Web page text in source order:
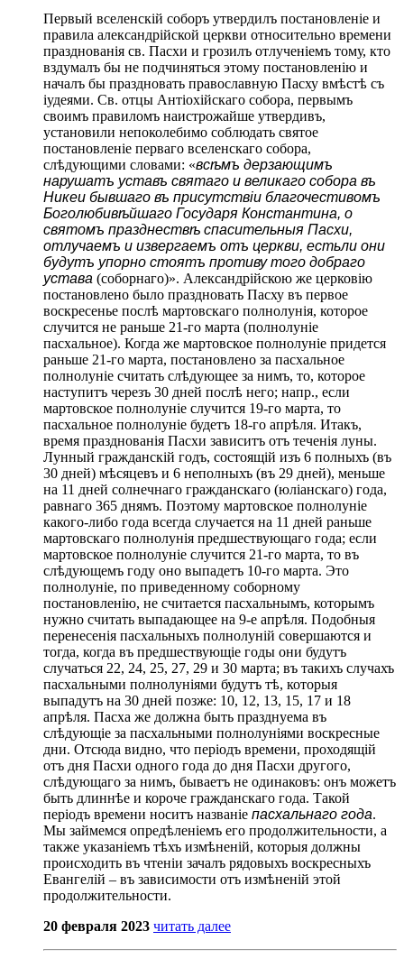
Первый вселенскій соборъ утвердилъ постановленіе и
правила александрійской церкви относительно времени
празднованія св. Пасхи и грозилъ отлученіемъ тому, кто
вздумалъ бы не подчиняться этому постановленію и
началъ бы праздновать православную Пасху вмѣстѣ съ
іудеями. Св. отцы Антіохійскаго собора, первымъ
своимъ правиломъ наистрожайше утвердивъ,
установили непоколебимо соблюдать святое
постановленіе перваго вселенскаго собора,
слѣдующими словами: «всѣмъ дерзающимъ
нарушатъ уставъ святаго и великаго собора въ
Никеи бывшаго въ присутствіи благочестивомъ
Боголюбивѣйшаго Государя Константина, о
святомъ празднествѣ спасительныя Пасхи,
отлучаемъ и извергаемъ отъ церкви, естьли они
будутъ упорно стоятъ противу того добраго
устава (соборнаго)». Александрійскою же церковію
постановлено было праздновать Пасху въ первое
воскресенье послѣ мартовскаго полнолунія, которое
случится не раньше 21-го марта (полнолуніе
пасхальное). Когда же мартовское полнолуніе придется
раньше 21-го марта, постановлено за пасхальное
полнолуніе считать слѣдующее за нимъ, то, которое
наступитъ черезъ 30 дней послѣ него; напр., если
мартовское полнолуніе случится 19-го марта, то
пасхальное полнолуніе будетъ 18-го апрѣля. Итакъ,
время празднованія Пасхи зависитъ отъ теченія луны.
Лунный гражданскій годъ, состоящій изъ 6 полныхъ (въ
30 дней) мѣсяцевъ и 6 неполныхъ (въ 29 дней), меньше
на 11 дней солнечнаго гражданскаго (юліанскаго) года,
равнаго 365 днямъ. Поэтому мартовское полнолуніе
какого-либо года всегда случается на 11 дней раньше
мартовскаго полнолунія предшествующаго года; если
мартовское полнолуніе случится 21-го марта, то въ
слѣдующемъ году оно выпадетъ 10-го марта. Это
полнолуніе, по приведенному соборному
постановленію, не считается пасхальнымъ, которымъ
нужно считать выпадающее на 9-е апрѣля. Подобныя
перенесенія пасхальныхъ полнолуній совершаются и
тогда, когда въ предшествующіе годы они будутъ
случаться 22, 24, 25, 27, 29 и 30 марта; въ такихъ случахъ
пасхальными полнолуніями будутъ тѣ, которыя
выпадутъ на 30 дней позже: 10, 12, 13, 15, 17 и 18
апрѣля. Пасха же должна быть празднуема въ
слѣдующіе за пасхальными полнолуніями воскресные
дни. Отсюда видно, что періодъ времени, проходящій
отъ дня Пасхи одного года до дня Пасхи другого,
слѣдующаго за нимъ, бываетъ не одинаковъ: онъ можетъ
быть длиннѣе и короче гражданскаго года. Такой
періодъ времени носитъ названіе пасхальнаго года.
Мы займемся опредѣленіемъ его продолжительности, а
также указаніемъ тѣхъ измѣненій, которыя должны
происходить въ чтеніи зачалъ рядовыхъ воскресныхъ
Евангелій – въ зависимости отъ измѣненій этой
продолжительности.
20 февраля 2023 читать далее